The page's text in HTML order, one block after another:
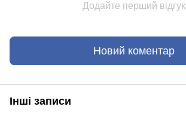
Додайте перший відгук
Новий коментар
Інші записи